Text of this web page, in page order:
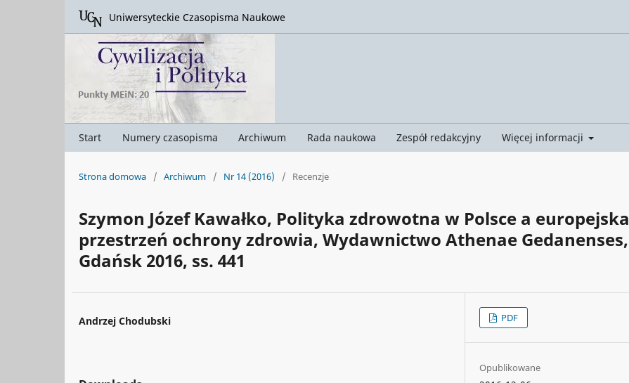
Start Numery czasopisma Archiwum Rada naukowa Zespół redakcyjny Więcej informacji
Uniwersyteckie Czasopisma Naukowe
Strona domowa / Archiwum / Nr 14 (2016) / Recenzje
Szymon Józef Kawałko, Polityka zdrowotna w Polsce a europejska
przestrzeń ochrony zdrowia, Wydawnictwo Athenae Gedanenses,
Gdańsk 2016, ss. 441
Andrzej Chodubski PDF
Opublikowane